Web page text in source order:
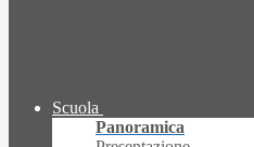
Scuola
Panoramica